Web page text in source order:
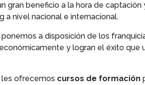
gran beneficio a la hora de
a nivel nacional e internacional.
ponemos a disposición de los
y logran el éxito que
les ofrecemos cursos de formación